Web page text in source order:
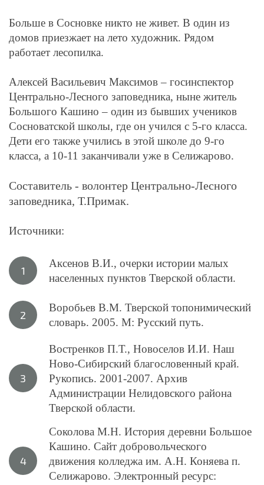
Больше в Сосновке никто не живет. В один из
домов приезжает на лето художник. Рядом
работает лесопилка.
Алексей Васильевич Максимов – госинспектор
Центрально-Лесного заповедника, ныне житель
Большого Кашино – один из бывших учеников
Сосноватской школы, где он учился с 5-го класса.
Дети его также учились в этой школе до 9-го
класса, а 10-11 заканчивали уже в Селижарово.
Составитель - волонтер Центрально-Лесного
заповедника, Т.Примак.
Источники:
Аксенов В.И., очерки истории малых
населенных пунктов Тверской области.
Воробьев В.М. Тверской топонимический
словарь. 2005. М: Русский путь.
Востренков П.Т., Новоселов И.И. Наш
Ново-Сибирский благословенный край.
Рукопись. 2001-2007. Архив
Администрации Нелидовского района
Тверской области.
Соколова М.Н. История деревни Большое
Кашино. Сайт добровольческого
движения колледжа им. А.Н. Коняева п.
Селижарово. Электронный ресурс: